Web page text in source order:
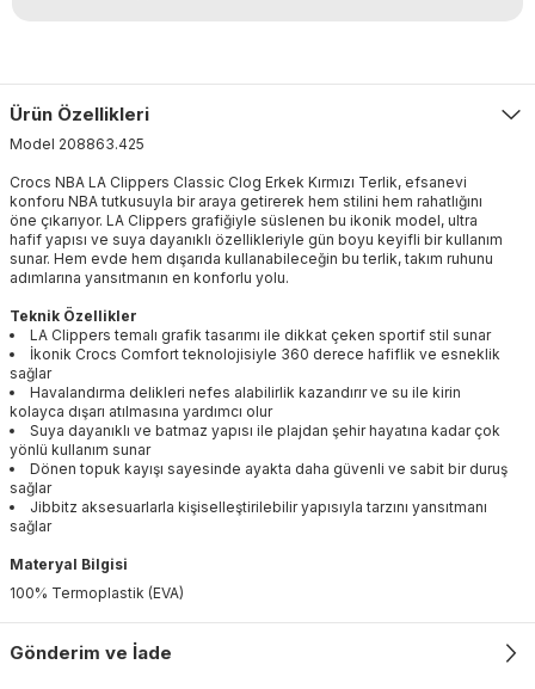
Ürün Özellikleri
Model 208863.425
Crocs NBA LA Clippers Classic Clog Erkek Kırmızı Terlik, efsanevi
konforu NBA tutkusuyla bir araya getirerek hem stilini hem rahatlığını
öne çıkarıyor. LA Clippers grafiğiyle süslenen bu ikonik model, ultra
hafif yapısı ve suya dayanıklı özellikleriyle gün boyu keyifli bir kullanım
sunar. Hem evde hem dışarıda kullanabileceğin bu terlik, takım ruhunu
adımlarına yansıtmanın en konforlu yolu.
Teknik Özellikler
LA Clippers temalı grafik tasarımı ile dikkat çeken sportif stil sunar
İkonik Crocs Comfort teknolojisiyle 360 derece hafiflik ve esneklik
sağlar
Havalandırma delikleri nefes alabilirlik kazandırır ve su ile kirin
kolayca dışarı atılmasına yardımcı olur
Suya dayanıklı ve batmaz yapısı ile plajdan şehir hayatına kadar çok
yönlü kullanım sunar
Dönen topuk kayışı sayesinde ayakta daha güvenli ve sabit bir duruş
sağlar
Jibbitz aksesuarlarla kişiselleştirilebilir yapısıyla tarzını yansıtmanı
sağlar
Materyal Bilgisi
100% Termoplastik (EVA)
Gönderim ve İade